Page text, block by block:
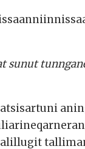
sunut